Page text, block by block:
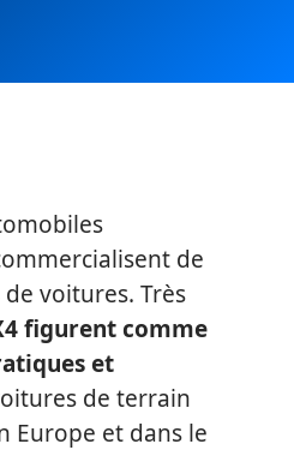
de
voitures. Très
figurent comme
et
de terrain
Europe et dans le